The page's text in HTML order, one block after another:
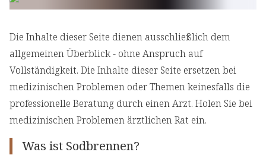
Die Inhalte dieser Seite dienen ausschließlich dem
allgemeinen Überblick - ohne Anspruch auf
Vollständigkeit. Die Inhalte dieser Seite ersetzen bei
medizinischen Problemen oder Themen keinesfalls die
professionelle Beratung durch einen Arzt. Holen Sie bei
medizinischen Problemen ärztlichen Rat ein.
Was ist Sodbrennen?